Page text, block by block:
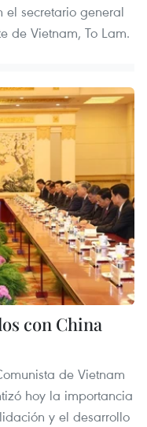
el secretario general
de Vietnam, To Lam.
con China
de Vietnam
hoy la importancia
y el desarrollo